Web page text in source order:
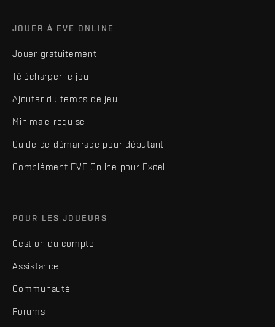
JOUER À EVE ONLINE
Jouer gratuitement
Télécharger le jeu
Ajouter du temps de jeu
Minimale requise
Guide de démarrage pour débutant
Complément EVE Online pour Excel
POUR LES JOUEURS
Gestion du compte
Assistance
Communauté
Forums